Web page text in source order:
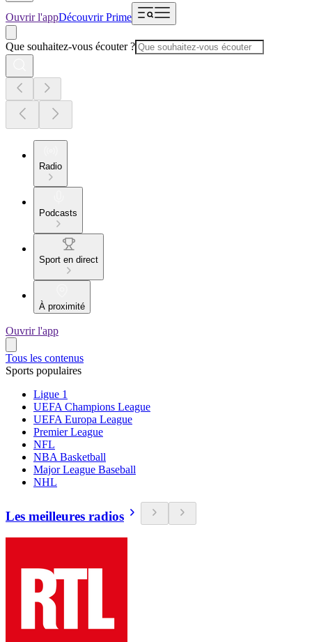
Ouvrir l'appDécouvrir Prime
Que souhaitez-vous écouter ?
Radio
Podcasts
Sport en direct
À proximité
Ouvrir l'app
Tous les contenus
Sports populaires
Ligue 1
UEFA Champions League
UEFA Europa League
Premier League
NFL
NBA Basketball
Major League Baseball
NHL
Les meilleures radios